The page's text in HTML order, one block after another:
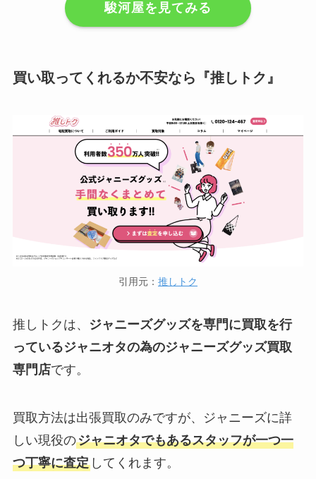
駿河屋を見てみる
買い取ってくれるか不安なら『推しトク』
引用元： 推しトク
推しトクは、
ジャニーズグッズを専門に買取を行
っているジャニオタの為のジャニーズグッズ買取
専門店です。
買取方法は出張買取のみですが、ジャニーズに詳
しい現役のジャニオタでもあるスタッフが一つ一
つ丁寧に査定してくれます。